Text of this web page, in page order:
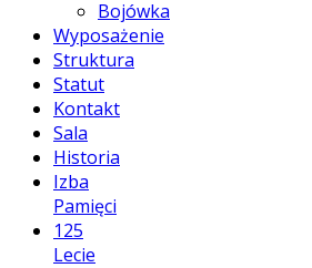
Bojówka
Wyposażenie
Struktura
Statut
Kontakt
Sala
Historia
Izba
Pamięci
125
Lecie